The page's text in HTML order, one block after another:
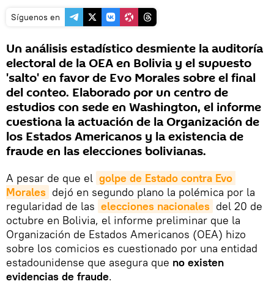
Síguenos en
Un análisis estadístico desmiente la auditoría
electoral de la OEA en Bolivia y el supuesto
'salto' en favor de Evo Morales sobre el final
del conteo. Elaborado por un centro de
estudios con sede en Washington, el informe
cuestiona la actuación de la Organización de
los Estados Americanos y la existencia de
fraude en las elecciones bolivianas.
A pesar de que el golpe de Estado contra Evo
Morales dejó en segundo plano la polémica por la
regularidad de las elecciones nacionales del 20 de
octubre en Bolivia, el informe preliminar que la
Organización de Estados Americanos (OEA) hizo
sobre los comicios es cuestionado por una entidad
estadounidense que asegura que no existen
evidencias de fraude.